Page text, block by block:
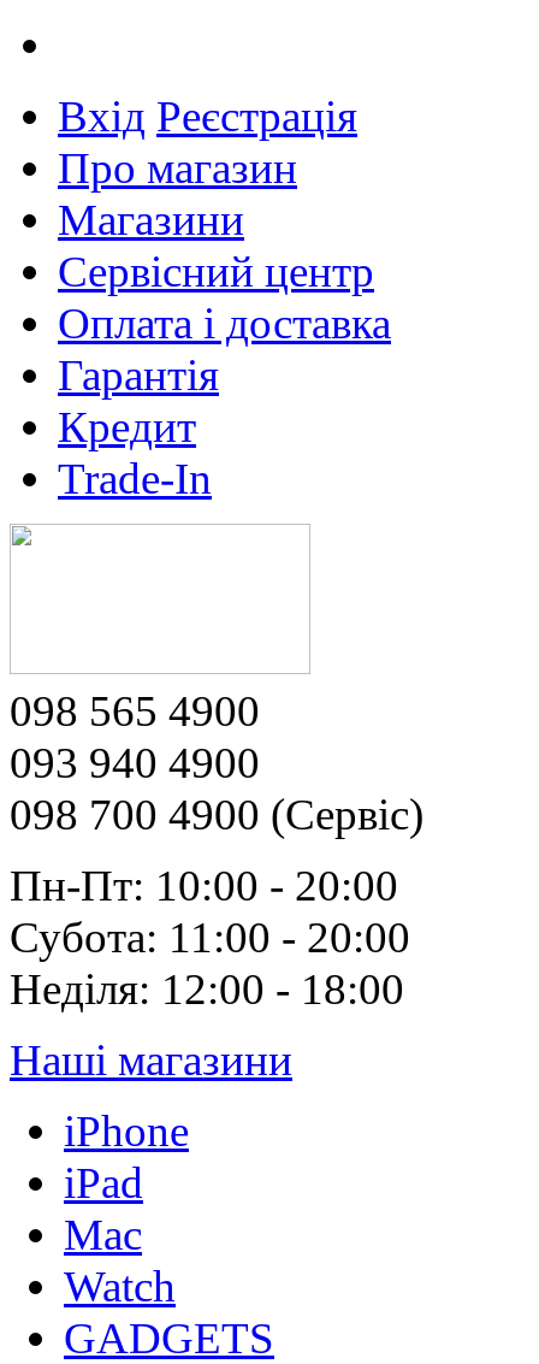
Вхід Реєстрація
Про магазин
Магазини
Сервісний центр
Оплата і доставка
Гарантія
Кредит
Trade-In
098 565 4900
093 940 4900
098 700 4900 (Сервіс)
Пн-Пт: 10:00 - 20:00
Субота: 11:00 - 20:00
Неділя: 12:00 - 18:00
Наші магазини
iPhone
iPad
Mac
Watch
GADGETS